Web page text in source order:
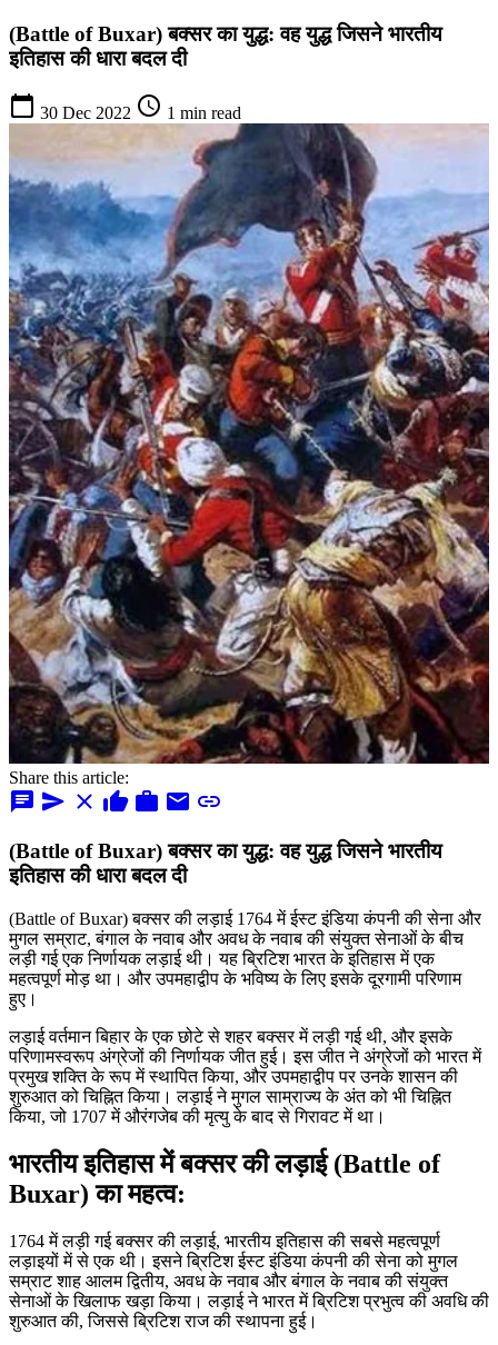
(Battle of Buxar) बक्सर का युद्ध: वह युद्ध जिसने भारतीय
इतिहास की धारा बदल दी
calendar_today 30 Dec 2022 schedule 1 min read
Share this article:
chat send close thumb_up work mail link
(Battle of Buxar) बक्सर का युद्ध: वह युद्ध जिसने भारतीय
इतिहास की धारा बदल दी
(Battle of Buxar) बक्सर की लड़ाई 1764 में ईस्ट इंडिया कंपनी की सेना और
मुगल सम्राट, बंगाल के नवाब और अवध के नवाब की संयुक्त सेनाओं के बीच
लड़ी गई एक निर्णायक लड़ाई थी। यह ब्रिटिश भारत के इतिहास में एक
महत्वपूर्ण मोड़ था। और उपमहाद्वीप के भविष्य के लिए इसके दूरगामी परिणाम
हुए।
लड़ाई वर्तमान बिहार के एक छोटे से शहर बक्सर में लड़ी गई थी, और इसके
परिणामस्वरूप अंग्रेजों की निर्णायक जीत हुई। इस जीत ने अंग्रेजों को भारत में
प्रमुख शक्ति के रूप में स्थापित किया, और उपमहाद्वीप पर उनके शासन की
शुरुआत को चिह्नित किया। लड़ाई ने मुगल साम्राज्य के अंत को भी चिह्नित
किया, जो 1707 में औरंगजेब की मृत्यु के बाद से गिरावट में था।
भारतीय इतिहास में बक्सर की लड़ाई (Battle of
Buxar) का महत्व:
1764 में लड़ी गई बक्सर की लड़ाई, भारतीय इतिहास की सबसे महत्वपूर्ण
लड़ाइयों में से एक थी। इसने ब्रिटिश ईस्ट इंडिया कंपनी की सेना को मुगल
सम्राट शाह आलम द्वितीय, अवध के नवाब और बंगाल के नवाब की संयुक्त
सेनाओं के खिलाफ खड़ा किया। लड़ाई ने भारत में ब्रिटिश प्रभुत्व की अवधि की
शुरुआत की, जिससे ब्रिटिश राज की स्थापना हुई।